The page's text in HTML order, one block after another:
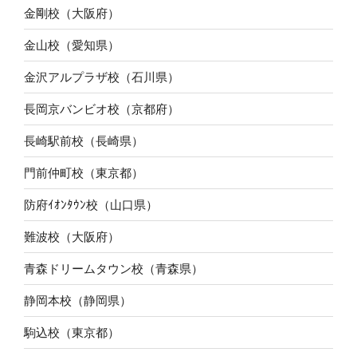
金剛校（大阪府）
金山校（愛知県）
金沢アルプラザ校（石川県）
長岡京バンビオ校（京都府）
長崎駅前校（長崎県）
門前仲町校（東京都）
防府ｲｵﾝﾀｳﾝ校（山口県）
難波校（大阪府）
青森ドリームタウン校（青森県）
静岡本校（静岡県）
駒込校（東京都）